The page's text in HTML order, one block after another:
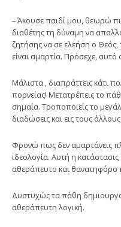
– Άκουσε παιδί μου, θεωρώ
διαθέτης τη δύναμη να
ζητήσης να σε ελεήση ο Θεός,
είναι αμαρτία. Πρόσεχε,
Μάλιστα , διαπράττεις κάτι
πορνείας! Μετατρέπεις το
σημαία. Τροποποιείς το
διαδώσεις και εις τους άλλους.
Φρονώ πως δεν αμαρτάνεις
ιδεολογία. Αυτή η
αθεράπευτο και θανατηφόρο
Δυστυχώς τα πάθη
αθεράπευτη λογική.